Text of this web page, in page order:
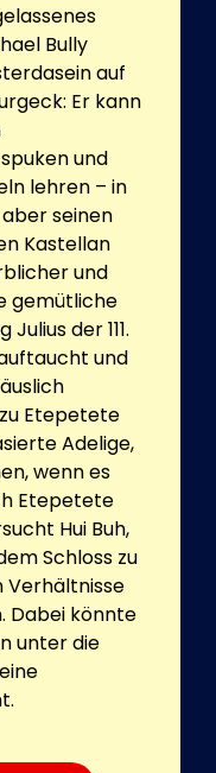
Bully
auf
Er kann
und
lehren – in
seinen
Kastellan
und
gemütliche
der 111.
und
Etepetete
Adelige,
wenn es
Etepetete
Hui Buh,
Schloss zu
Dabei könnte
unter die